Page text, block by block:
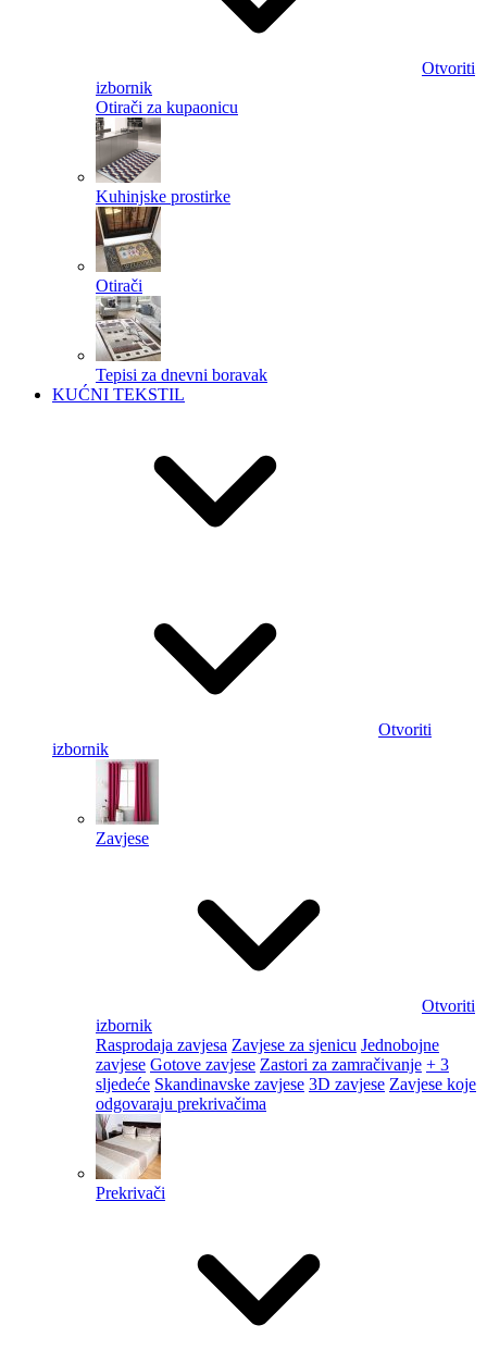
Otvoriti
izbornik
Otirači za kupaonicu
Kuhinjske prostirke
Otirači
Tepisi za dnevni boravak
KUĆNI TEKSTIL
Otvoriti
izbornik
Zavjese
Otvoriti
izbornik
Rasprodaja zavjesa Zavjese za sjenicu Jednobojne
zavjese Gotove zavjese Zastori za zamračivanje + 3
sljedeće Skandinavske zavjese 3D zavjese Zavjese koje
odgovaraju prekrivačima
Prekrivači